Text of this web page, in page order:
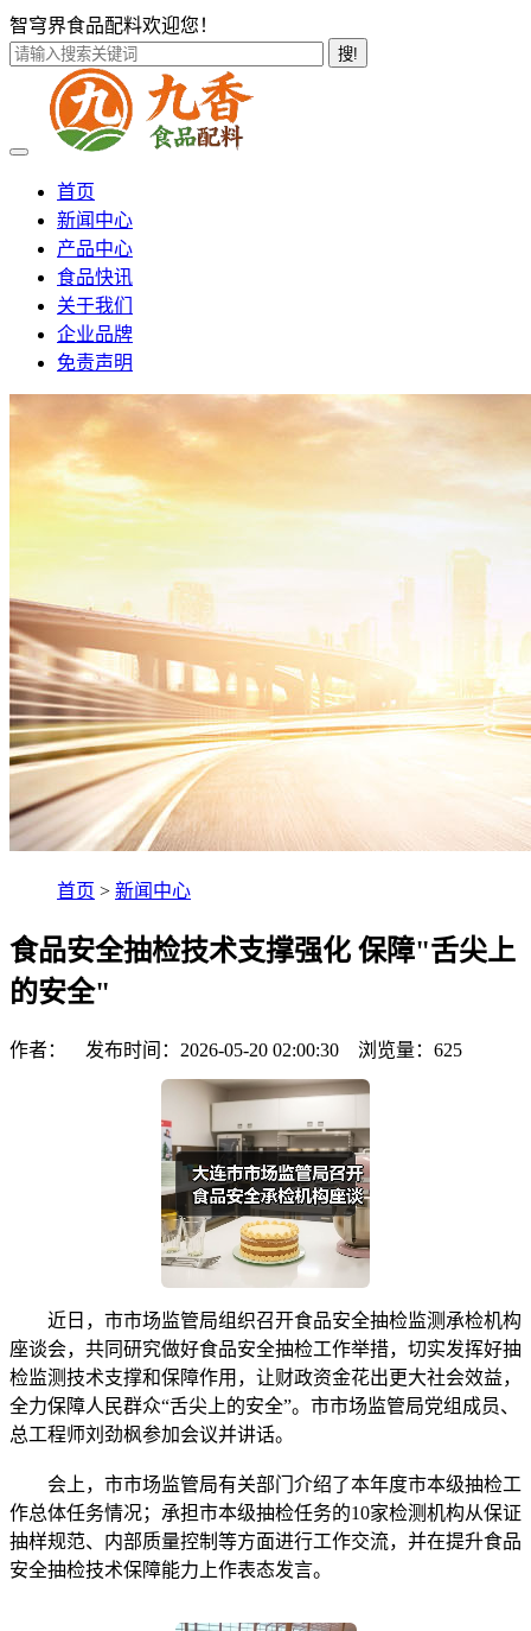
智穹界食品配料欢迎您！
搜!
首页
新闻中心
产品中心
食品快讯
关于我们
企业品牌
免责声明
首页 > 新闻中心
食品安全抽检技术支撑强化 保障"舌尖上
的安全"
作者： 发布时间：2026-05-20 02:00:30 浏览量： 625
近日，市市场监管局组织召开食品安全抽检监测承检机构
座谈会，共同研究做好食品安全抽检工作举措，切实发挥好抽
检监测技术支撑和保障作用，让财政资金花出更大社会效益，
全力保障人民群众“舌尖上的安全”。市市场监管局党组成员、
总工程师刘劲枫参加会议并讲话。
会上，市市场监管局有关部门介绍了本年度市本级抽检工
作总体任务情况；承担市本级抽检任务的10家检测机构从保证
抽样规范、内部质量控制等方面进行工作交流，并在提升食品
安全抽检技术保障能力上作表态发言。